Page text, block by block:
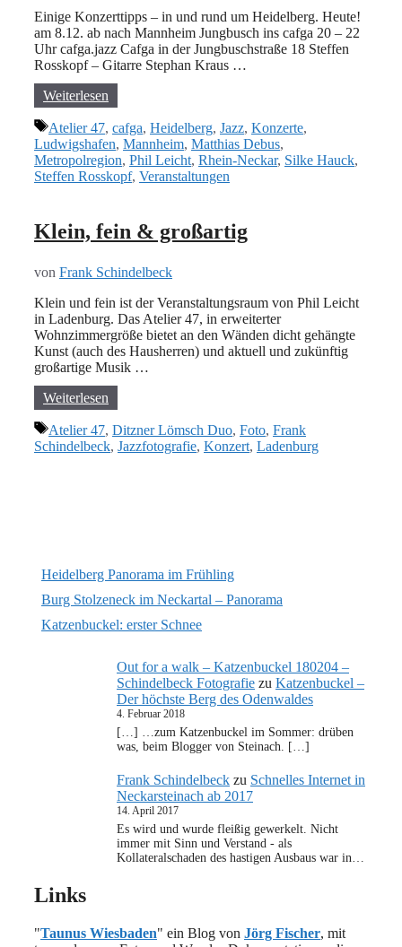
Einige Konzerttipps – in und rund um Heidelberg. Heute!
am 8.12. ab nach Mannheim Jungbusch ins cafga 20 – 22
Uhr cafga.jazz Cafga in der Jungbuschstraße 18 Steffen
Rosskopf – Gitarre Stephan Kraus …
Weiterlesen
Schlagwörter
Atelier 47, cafga, Heidelberg, Jazz, Konzerte,
Ludwigshafen, Mannheim, Matthias Debus,
Metropolregion, Phil Leicht, Rhein-Neckar, Silke Hauck,
Steffen Rosskopf, Veranstaltungen
Klein, fein & großartig
von Frank Schindelbeck
Klein und fein ist der Veranstaltungsraum von Phil Leicht
in Ladenburg. Das Atelier 47, in erweiterter
Wohnzimmergröße bietet an den Wänden dicht gehängte
Kunst (auch des Hausherren) und aktuell und zukünftig
großartige Musik …
Weiterlesen
Schlagwörter
Atelier 47, Ditzner Lömsch Duo, Foto, Frank
Schindelbeck, Jazzfotografie, Konzert, Ladenburg
Heidelberg Panorama im Frühling
Burg Stolzeneck im Neckartal – Panorama
Katzenbuckel: erster Schnee
Out for a walk – Katzenbuckel 180204 –
Schindelbeck Fotografie zu Katzenbuckel –
Der höchste Berg des Odenwaldes
4. Februar 2018
[…] …zum Katzenbuckel im Sommer: drüben
was, beim Blogger von Steinach. […]
Frank Schindelbeck zu Schnelles Internet in
Neckarsteinach ab 2017
14. April 2017
Es wird und wurde fleißig gewerkelt. Nicht
immer mit Sinn und Verstand - als
Kollateralschaden des hastigen Ausbaus war in…
Links
"Taunus Wiesbaden" ein Blog von Jörg Fischer, mit